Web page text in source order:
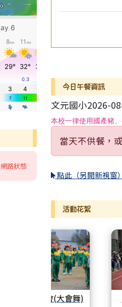
路狀態
下中區域
今日午餐資訊
文元國小2026-
本校一律使用國產豬
當天不供餐，
點此（另開新視窗
活動花絮
27週年運動會(大會舞)